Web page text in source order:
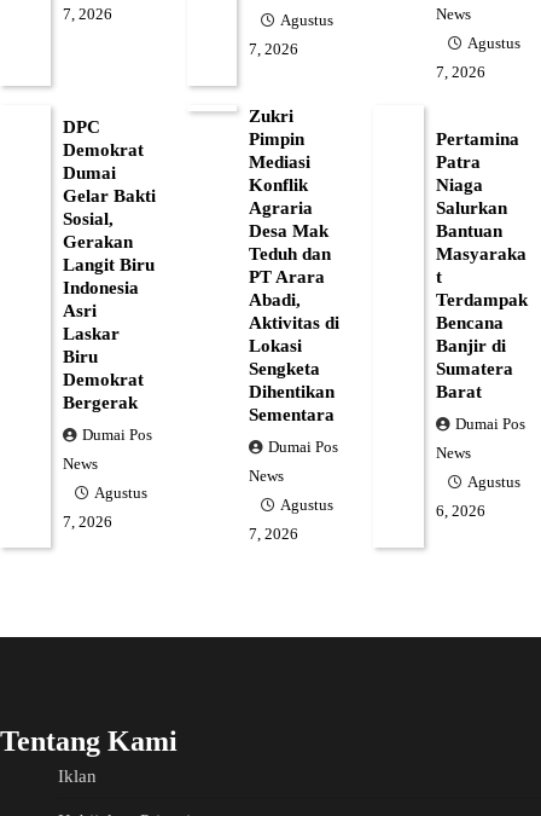
7, 2026
Agustus
7, 2026
News
Agustus
7, 2026
DPC
Demokrat
Dumai
Gelar Bakti
Sosial,
Gerakan
Langit Biru
Indonesia
Asri
Laskar
Biru
Demokrat
Bergerak
Dumai Pos
News
Agustus
7, 2026
Zukri
Pimpin
Mediasi
Konflik
Agraria
Desa Mak
Teduh dan
PT Arara
Abadi,
Aktivitas di
Lokasi
Sengketa
Dihentikan
Sementara
Dumai Pos
News
Agustus
7, 2026
Pertamina
Patra
Niaga
Salurkan
Bantuan
Masyaraka
t
Terdampak
Bencana
Banjir di
Sumatera
Barat
Dumai Pos
News
Agustus
6, 2026
Tentang Kami
Iklan